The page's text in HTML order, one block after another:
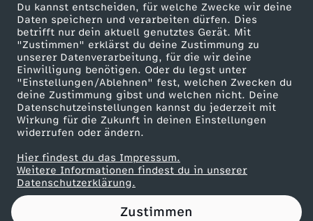
Du kannst entscheiden, für welche Zwecke wir deine
Daten speichern und verarbeiten dürfen. Dies
betrifft nur dein aktuell genutztes Gerät. Mit
"Zustimmen" erklärst du deine Zustimmung zu
unserer Datenverarbeitung, für die wir deine
Einwilligung benötigen. Oder du legst unter
"Einstellungen/Ablehnen" fest, welchen Zwecken du
deine Zustimmung gibst und welchen nicht. Deine
Datenschutzeinstellungen kannst du jederzeit mit
Wirkung für die Zukunft in deinen Einstellungen
widerrufen oder ändern.
Hier findest du das Impressum.
Weitere Informationen findest du in unserer
Datenschutzerklärung.
Zustimmen
2
1
g
e
f
ä
ZDF goes Schule
Werbefernsehen
Mainzelmännchen
Partner